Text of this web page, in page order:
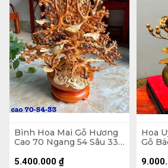
Bình Hoa Mai Gỗ Hương
Cao 70 Ngang 54 Sâu 33
5.400.000 ₫
Hoa
Gỗ